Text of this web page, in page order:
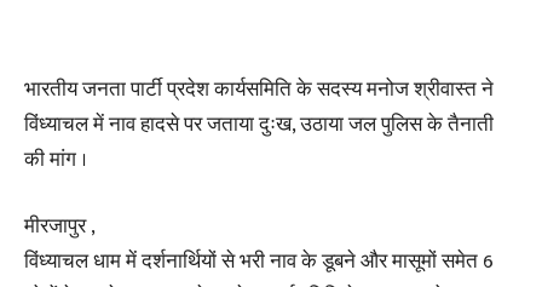
भारतीय जनता पार्टी प्रदेश कार्यसमिति के सदस्य मनोज श्रीवास्त ने
विंध्याचल में नाव हादसे पर जताया दुःख, उठाया जल पुलिस के तैनाती
की मांग ।
मीरजापुर ,
विंध्याचल धाम में दर्शनार्थियों से भरी नाव के डूबने और मासूमों समेत 6